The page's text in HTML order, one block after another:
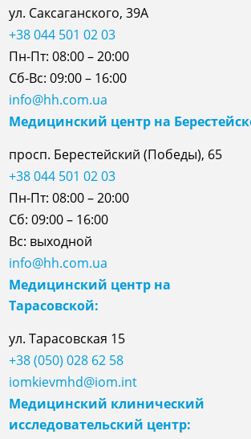
ул. Саксаганского, 39А
+38 044 501 02 03
Пн-Пт: 08:00 – 20:00
Сб-Вс: 09:00 – 16:00
info@hh.com.ua
Медицинский центр на
просп. Берестейский (Победы), 65
+38 044 501 02 03
Пн-Пт: 08:00 – 20:00
Сб: 09:00 – 16:00
Вс: выходной
info@hh.com.ua
Медицинский центр на
Тарасовской:
ул.Тарасовская 15
+38 (050) 028 62 58
iomkievmhd@iom.int
Медицинский клинический
исследовательский центр: